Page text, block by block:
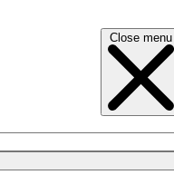
Close menu